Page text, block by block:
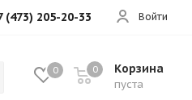
Войти
(473) 205-20-33
0 Корзина
пуста
0